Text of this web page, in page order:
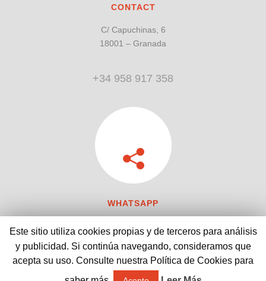
CONTACT
C/ Capuchinas, 6
18001 – Granada
+34 958 917 358
WHATSAPP
Este sitio utiliza cookies propias y de terceros para análisis
y publicidad. Si continúa navegando, consideramos que
acepta su uso. Consulte nuestra Política de Cookies para